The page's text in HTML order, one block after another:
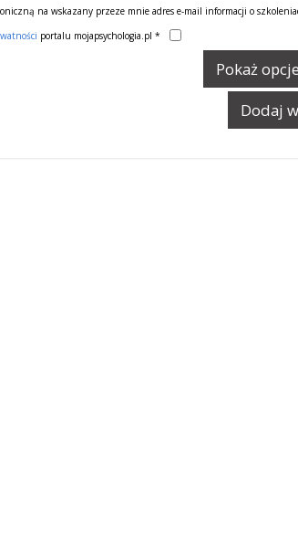
na wskazany przeze mnie adres e-mail informacji o
portalu mojapsychologia.pl *
Pokaż
Dodaj